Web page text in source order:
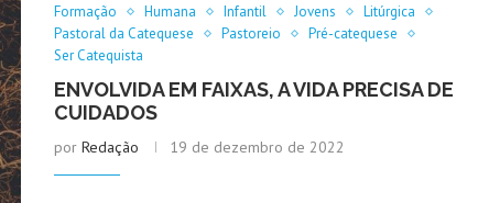
Formação
Humana Infantil Jovens
Litúrgica
Pastoral da Catequese
Pastoreio
Pré-catequese
Ser Catequista
ENVOLVIDA EM FAIXAS, A VIDA PRECISA DE
CUIDADOS
por Redação 19 de dezembro de 2022